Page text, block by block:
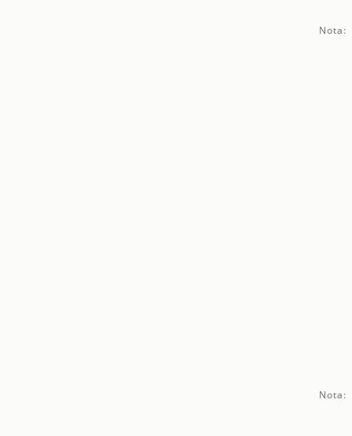
Nota:
Nota: